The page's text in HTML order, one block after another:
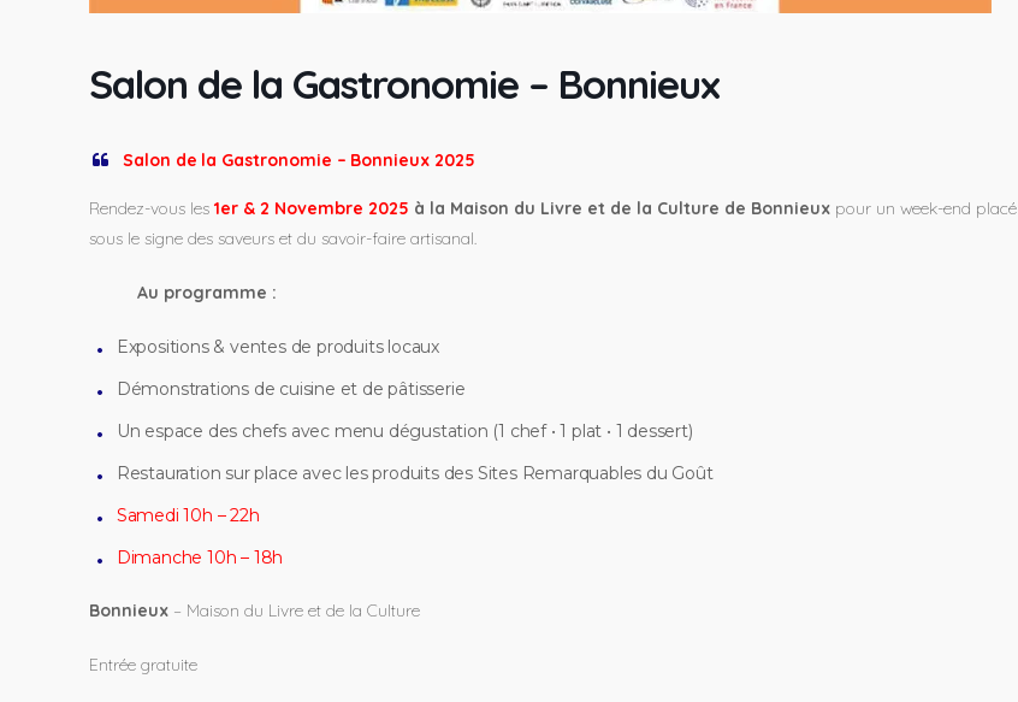
Salon de la Gastronomie – Bonnieux
Salon de la Gastronomie – Bonnieux 2025
Rendez-vous les 1er & 2 Novembre 2025 à la Maison du Livre et de la Culture de Bonnieux pour un week-end placé
sous le signe des saveurs et du savoir-faire artisanal.
Au programme :
Expositions & ventes de produits locaux
Démonstrations de cuisine et de pâtisserie
Un espace des chefs avec menu dégustation (1 chef • 1 plat • 1 dessert)
Restauration sur place avec les produits des Sites Remarquables du Goût
Samedi 10h – 22h
Dimanche 10h – 18h
Bonnieux – Maison du Livre et de la Culture
Entrée gratuite